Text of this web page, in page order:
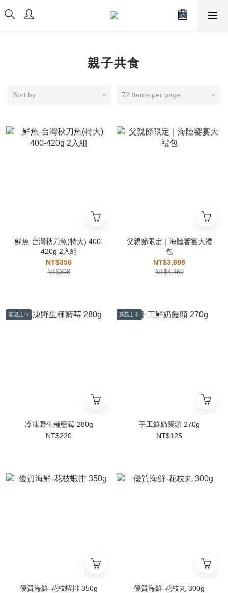
親子共食
Sort by 72 Items per page
鮮魚-台灣秋刀魚(特大) 400-
420g 2入組
NT$350
NT$398
父親節限定｜海陸饗宴大禮
包
NT$3,888
NT$4,469
新品上市
冷凍野生種藍莓 280g
NT$220
新品上市
手工鮮奶饅頭 270g
NT$125
優質海鮮-花枝蝦排 350g
優質海鮮-花枝丸 300g